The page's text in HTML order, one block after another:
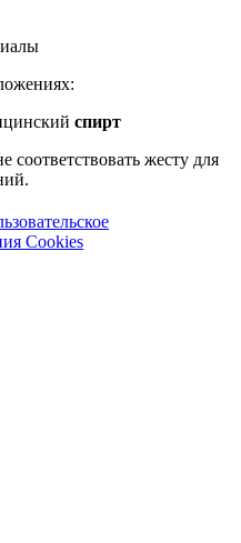
спирт
жесту для
Cookies